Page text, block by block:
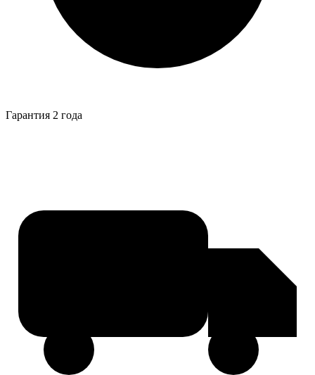
Гарантия 2 года